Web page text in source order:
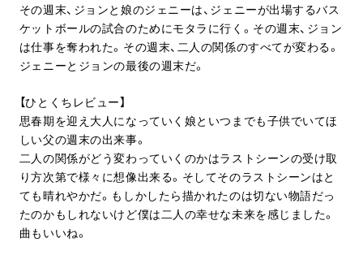
その週末、ジョンと娘のジェニーは、ジェニーが出場するバス
ケットボールの試合のためにモタラに行く。その週末、ジョン
は仕事を奪われた。その週末、二人の関係のすべてが変わる。
ジェニーとジョンの最後の週末だ。
【ひとくちレビュー】
思春期を迎え大人になっていく娘といつまでも子供でいてほ
しい父の週末の出来事。
二人の関係がどう変わっていくのかはラストシーンの受け取
り方次第で様々に想像出来る。そしてそのラストシーンはと
ても晴れやかだ。もしかしたら描かれたのは切ない物語だっ
たのかもしれないけど僕は二人の幸せな未来を感じました。
曲もいいね。